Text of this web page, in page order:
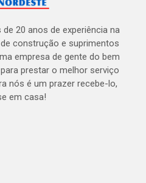
20 anos de experiência na
construção e suprimentos
empresa de gente do bem
prestar o melhor serviço
nós é um prazer recebe-lo,
em casa!